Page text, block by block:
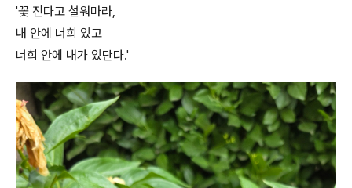
'꽃 진다고 설워마라,
내 안에 너희 있고
너희 안에 내가 있단다.'